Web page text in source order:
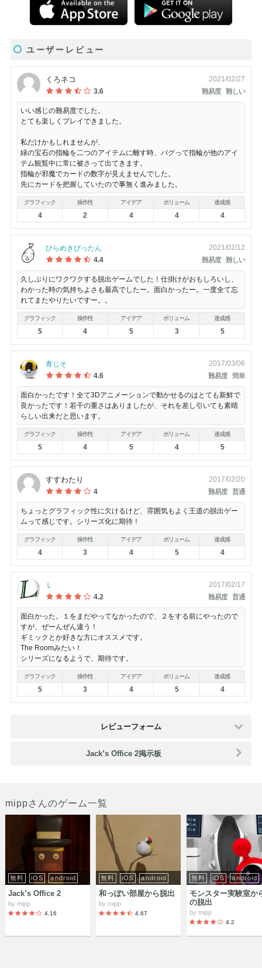
ユーザーレビュー
くろネコ 2021/02/27
いい感じの難易度でした。
とても楽しくプレイできました。
私だけかもしれませんが、
緑の宝石の指輪を二つのアイテムに離す時、バグって指輪が他のアイ
テム観覧中に常に被さって出てきます。
指輪が邪魔でカードの数字が見えませんでした。
先にカードを把握していたので事無く進みました。
3.6
グラフィック
4
操作性
2
アイデア
4
ボリューム
4
達成感
4
難易度 難しい
ひらめきぴったん 2021/02/12
久しぶりにワクワクする脱出ゲームでした！仕掛けがおもしろいし、
わかった時の気持ちよさも最高でしたー。面白かったー。一度全て忘
れてまたやりたいですー。。
4.4
グラフィック
5
操作性
4
アイデア
5
ボリューム
3
達成感
5
難易度 難しい
青じそ 2017/03/06
面白かったです！全て3Dアニメーションで動かせるのはとても新鮮で
良かったです！若干の重さはありましたが、それを差し引いても素晴
らしい出来だと思います。
4.6
グラフィック
5
操作性
4
アイデア
5
ボリューム
4
達成感
5
難易度 簡単
すすわたり 2017/02/20
ちょっとグラフィック性に欠けるけど、雰囲気もよく王道の脱出ゲー
ムって感じです。シリーズ化に期待！
4
グラフィック
4
操作性
3
アイデア
4
ボリューム
5
達成感
4
難易度 普通
Ｌ 2017/02/17
面白かった。１をまだやってなかったので、２をする前にやったので
すが、ぜーんぜん違う！
ギミックとか好きな方にオススメです。
The Roomみたい！
シリーズになるようで、期待です。
4.2
グラフィック
5
操作性
3
アイデア
4
ボリューム
5
達成感
4
難易度 普通
レビューフォーム
Jack’s Office 2掲示板
mippさんのゲーム一覧
無料 iOS android
Jack’s Office 2
by mipp
4.16
無料 iOS android
和っぽい部屋から脱出
by mipp
4.67
無料 iOS android
モンスター実験室か
の脱出
by mipp
4.2